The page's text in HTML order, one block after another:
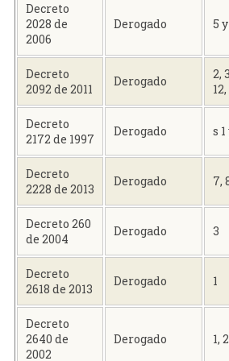
Decreto
2028 de
2006
Derogado 5
Decreto
2092 de 2011
Derogado
2,
Decreto
2172 de 1997
Derogado s
Decreto
2228 de 2013
Derogado 7,
Decreto 260
de 2004
Derogado 3
Decreto
2618 de 2013
Derogado 1
Decreto
2640 de
2002
Derogado 1,